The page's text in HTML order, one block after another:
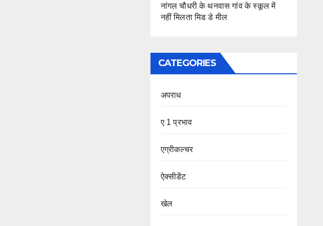
नांगल चौधरी के थनवास गांव के स्कूल में
नहीं मिलता मिड डे मील
CATEGORIES
अपराध
ए 1 प्रभाव
एग्रीकल्चर
ऐक्सीडेंट
खेल